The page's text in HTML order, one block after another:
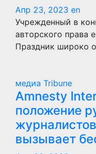
Апр 23, 2023 en
Учрежденный в
авторского права
Праздник широко
медиа Tribune
Amnesty
положение
вызывает